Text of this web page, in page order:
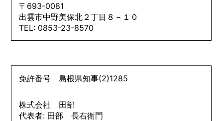
〒693-0081
出雲市中野美保北２丁目８－１０
TEL: 0853-23-8570
免許番号島根県知事(2)1285
株式会社 田部
代表者: 田部 長右衛門